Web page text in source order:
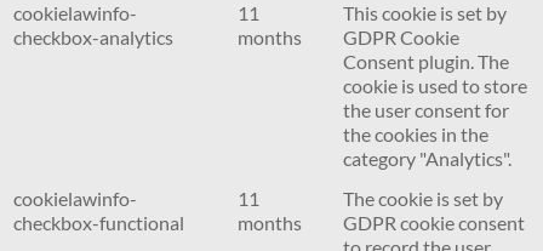
cookielawinfo-
checkbox-analytics
11
months
This cookie is set by
GDPR Cookie
Consent plugin. The
cookie is used to store
the user consent for
the cookies in the
category "Analytics".
cookielawinfo-
checkbox-functional
11
months
The cookie is set by
GDPR cookie consent